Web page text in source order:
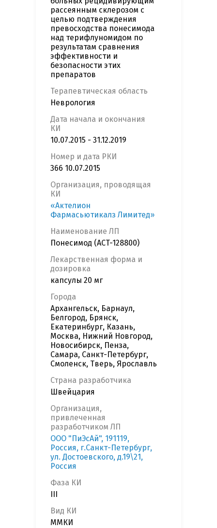
рассеянным склерозом с
целью подтверждения
превосходства понесимода
над терифлуномидом по
результатам сравнения
эффективности и
безопасности этих
препаратов
Терапевтическая область
Неврология
Дата начала и окончания
КИ
10.07.2015 - 31.12.2019
Номер и дата РКИ
366 10.07.2015
Организация, проводящая
КИ
«Актелион
Фармасьютикалз Лимитед»
Наименование ЛП
Понесимод (ACT-128800)
Лекарственная форма и
дозировка
капсулы 20 мг
Города
Архангельск, Барнаул,
Белгород, Брянск,
Екатеринбург, Казань,
Москва, Нижний Новгород,
Новосибирск, Пенза,
Самара, Санкт-Петербург,
Смоленск, Тверь, Ярославль
Страна разработчика
Швейцария
Организация,
привлеченная
разработчиком ЛП
ООО "ПиЭсАй", 191119,
Россия, г.Санкт-Петербург,
ул. Достоевского, д.19\21,
Россия
Фаза КИ
Вид КИ
ММКИ